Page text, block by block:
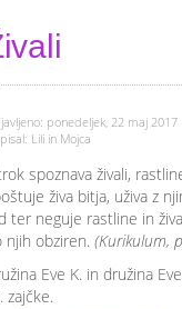
ponedeljek, 22 maj 2017
Lili in Mojca
spoznava živali,
živa bitja, uživa z
ter neguje rastline in
njih obziren. (Kurikulum,
Eve K. in družina
zajčke.